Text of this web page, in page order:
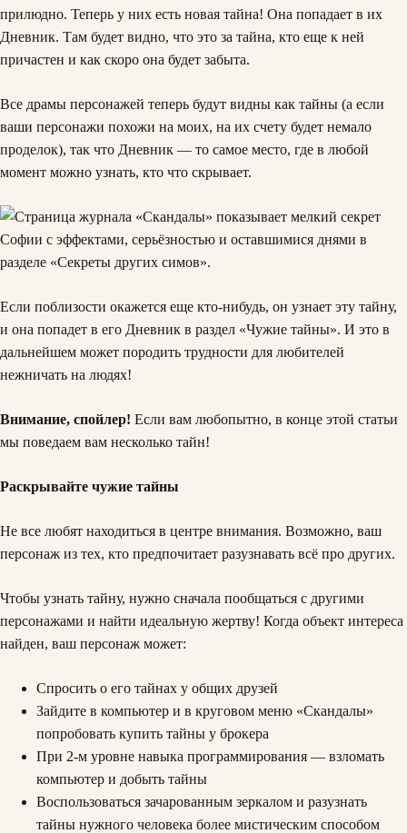
прилюдно. Теперь у них есть новая тайна! Она попадает в их
Дневник. Там будет видно, что это за тайна, кто еще к ней
причастен и как скоро она будет забыта.
Все драмы персонажей теперь будут видны как тайны (а если
ваши персонажи похожи на моих, на их счету будет немало
проделок), так что Дневник — то самое место, где в любой
момент можно узнать, кто что скрывает.
Если поблизости окажется еще кто-нибудь, он узнает эту тайну,
и она попадет в его Дневник в раздел «Чужие тайны». И это в
дальнейшем может породить трудности для любителей
нежничать на людях!
Внимание, спойлер! Если вам любопытно, в конце этой статьи
мы поведаем вам несколько тайн!
Раскрывайте чужие тайны
Не все любят находиться в центре внимания. Возможно, ваш
персонаж из тех, кто предпочитает разузнавать всё про других.
Чтобы узнать тайну, нужно сначала пообщаться с другими
персонажами и найти идеальную жертву! Когда объект интереса
найден, ваш персонаж может:
Спросить о его тайнах у общих друзей
Зайдите в компьютер и в круговом меню «Скандалы»
попробовать купить тайны у брокера
При 2-м уровне навыка программирования — взломать
компьютер и добыть тайны
Воспользоваться зачарованным зеркалом и разузнать
тайны нужного человека более мистическим способом